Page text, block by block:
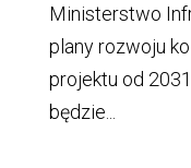
Ministerstwo
plany rozwoju
projektu od
będzie...